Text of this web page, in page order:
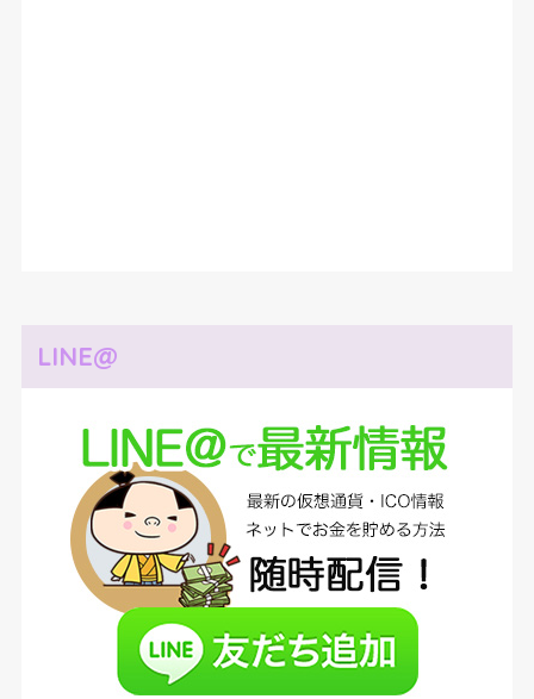
LINE@